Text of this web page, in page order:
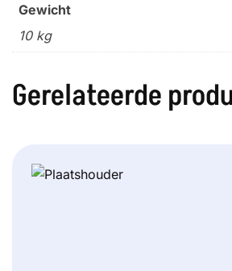
Gewicht
10 kg
Gerelateerde